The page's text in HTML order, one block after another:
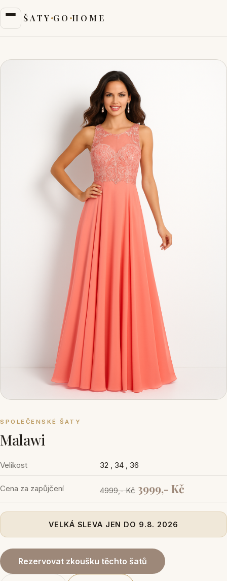
ŠATY GO HOME
SPOLEČENSKÉ ŠATY
Malawi
Velikost 32 , 34 , 36
Cena za zapůjčení 4999,- Kč 3999,- Kč
VELKÁ SLEVA JEN DO 9.8. 2026
Rezervovat zkoušku těchto šatů